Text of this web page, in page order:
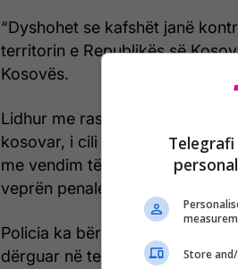
“Dyshohet se kafshët janë
territorin e Republikës së
Kosovës.
Lidhur me rastin, është
kosovar, i cili pas intervistimit
me vendim të prokurorit
veprën penale “kontrabandim
Policia ka bërë të ditur se
dërguar në terminal doganor
Store